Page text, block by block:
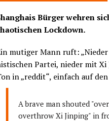
Bürger wehren
Lockdown.
mutiger Mann ruft:
Partei, nieder mit Xi
in „reddit“, einfach auf
A brave man shouted
overthrow Xi Jinping" in